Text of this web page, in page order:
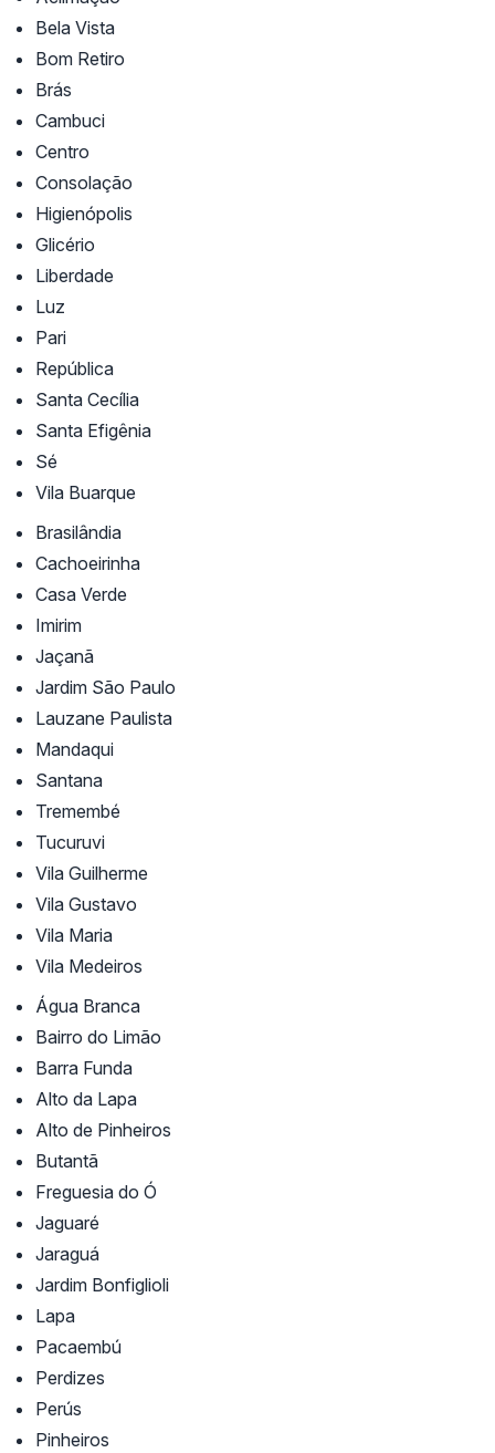
Bela Vista
Bom Retiro
Brás
Cambuci
Centro
Consolação
Higienópolis
Glicério
Liberdade
Luz
Pari
República
Santa Cecília
Santa Efigênia
Sé
Vila Buarque
Brasilândia
Cachoeirinha
Casa Verde
Imirim
Jaçanã
Jardim São Paulo
Lauzane Paulista
Mandaqui
Santana
Tremembé
Tucuruvi
Vila Guilherme
Vila Gustavo
Vila Maria
Vila Medeiros
Água Branca
Bairro do Limão
Barra Funda
Alto da Lapa
Alto de Pinheiros
Butantã
Freguesia do Ó
Jaguaré
Jaraguá
Jardim Bonfiglioli
Lapa
Pacaembú
Perdizes
Perús
Pinheiros